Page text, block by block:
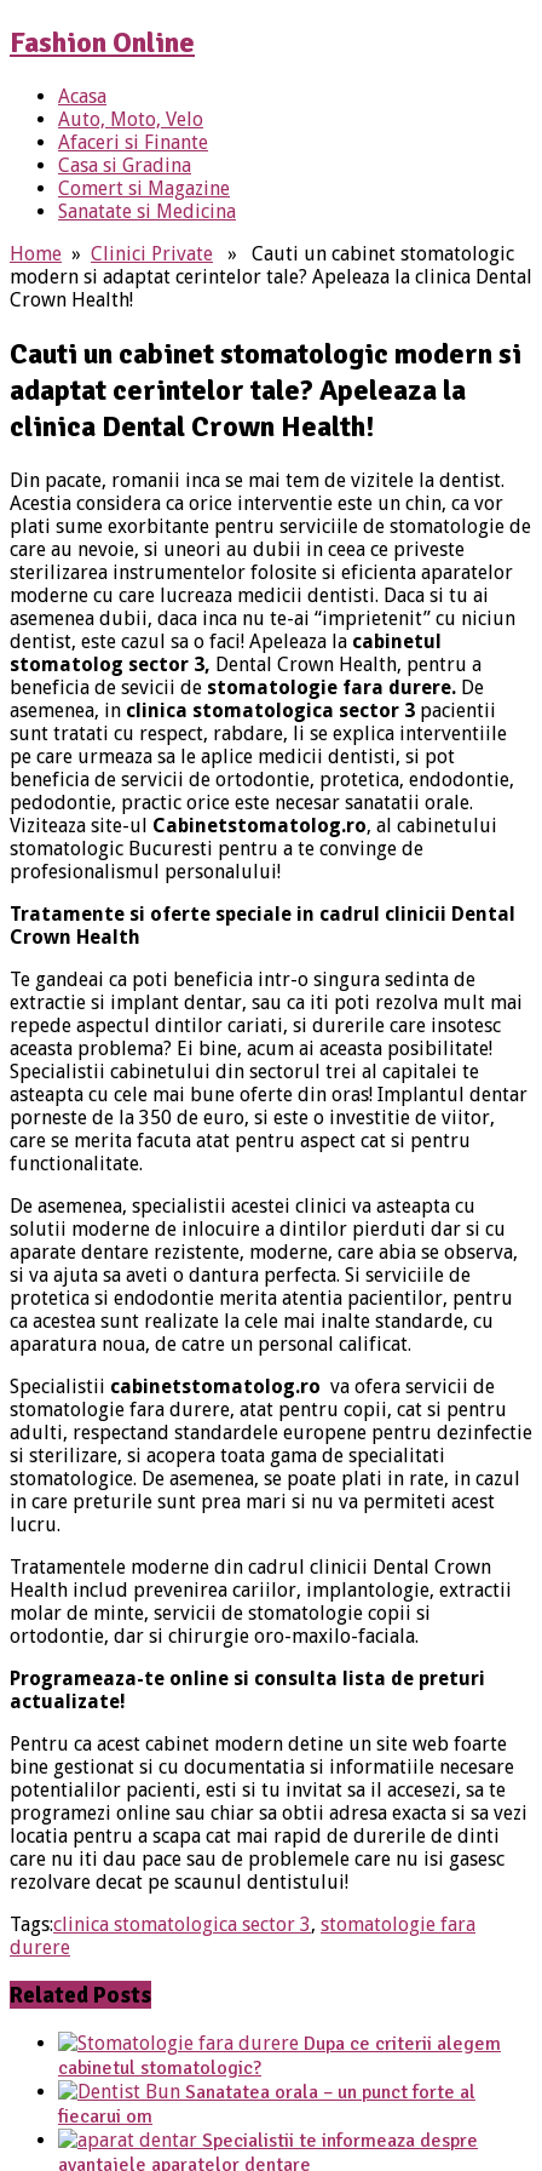
Fashion Online
Acasa
Auto, Moto, Velo
Afaceri si Finante
Casa si Gradina
Comert si Magazine
Sanatate si Medicina
Home » Clinici Private » Cauti un cabinet stomatologic
modern si adaptat cerintelor tale? Apeleaza la clinica Dental
Crown Health!
Cauti un cabinet stomatologic modern si
adaptat cerintelor tale? Apeleaza la
clinica Dental Crown Health!
Din pacate, romanii inca se mai tem de vizitele la dentist.
Acestia considera ca orice interventie este un chin, ca vor
plati sume exorbitante pentru serviciile de stomatologie de
care au nevoie, si uneori au dubii in ceea ce priveste
sterilizarea instrumentelor folosite si eficienta aparatelor
moderne cu care lucreaza medicii dentisti. Daca si tu ai
asemenea dubii, daca inca nu te-ai “imprietenit” cu niciun
dentist, este cazul sa o faci! Apeleaza la cabinetul
stomatolog sector 3, Dental Crown Health, pentru a
beneficia de sevicii de stomatologie fara durere. De
asemenea, in clinica stomatologica sector 3 pacientii
sunt tratati cu respect, rabdare, li se explica interventiile
pe care urmeaza sa le aplice medicii dentisti, si pot
beneficia de servicii de ortodontie, protetica, endodontie,
pedodontie, practic orice este necesar sanatatii orale.
Viziteaza site-ul Cabinetstomatolog.ro, al cabinetului
stomatologic Bucuresti pentru a te convinge de
profesionalismul personalului!
Tratamente si oferte speciale in cadrul clinicii Dental
Crown Health
Te gandeai ca poti beneficia intr-o singura sedinta de
extractie si implant dentar, sau ca iti poti rezolva mult mai
repede aspectul dintilor cariati, si durerile care insotesc
aceasta problema? Ei bine, acum ai aceasta posibilitate!
Specialistii cabinetului din sectorul trei al capitalei te
asteapta cu cele mai bune oferte din oras! Implantul dentar
porneste de la 350 de euro, si este o investitie de viitor,
care se merita facuta atat pentru aspect cat si pentru
functionalitate.
De asemenea, specialistii acestei clinici va asteapta cu
solutii moderne de inlocuire a dintilor pierduti dar si cu
aparate dentare rezistente, moderne, care abia se observa,
si va ajuta sa aveti o dantura perfecta. Si serviciile de
protetica si endodontie merita atentia pacientilor, pentru
ca acestea sunt realizate la cele mai inalte standarde, cu
aparatura noua, de catre un personal calificat.
Specialistii cabinetstomatolog.ro va ofera servicii de
stomatologie fara durere, atat pentru copii, cat si pentru
adulti, respectand standardele europene pentru dezinfectie
si sterilizare, si acopera toata gama de specialitati
stomatologice. De asemenea, se poate plati in rate, in cazul
in care preturile sunt prea mari si nu va permiteti acest
lucru.
Tratamentele moderne din cadrul clinicii Dental Crown
Health includ prevenirea cariilor, implantologie, extractii
molar de minte, servicii de stomatologie copii si
ortodontie, dar si chirurgie oro-maxilo-faciala.
Programeaza-te online si consulta lista de preturi
actualizate!
Pentru ca acest cabinet modern detine un site web foarte
bine gestionat si cu documentatia si informatiile necesare
potentialilor pacienti, esti si tu invitat sa il accesezi, sa te
programezi online sau chiar sa obtii adresa exacta si sa vezi
locatia pentru a scapa cat mai rapid de durerile de dinti
care nu iti dau pace sau de problemele care nu isi gasesc
rezolvare decat pe scaunul dentistului!
Tags:clinica stomatologica sector 3, stomatologie fara
durere
Related Posts
Dupa ce criterii alegem
cabinetul stomatologic?
Sanatatea orala – un punct forte al
fiecarui om
Specialistii te informeaza despre
avantajele aparatelor dentare